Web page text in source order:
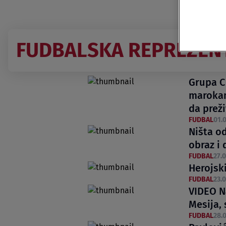
FUDBALSKA
Grupa
da
FUDBAL
Ništa
obraz i
FUDBAL
FUDBAL
VIDEO
Mesija,
FUDBAL